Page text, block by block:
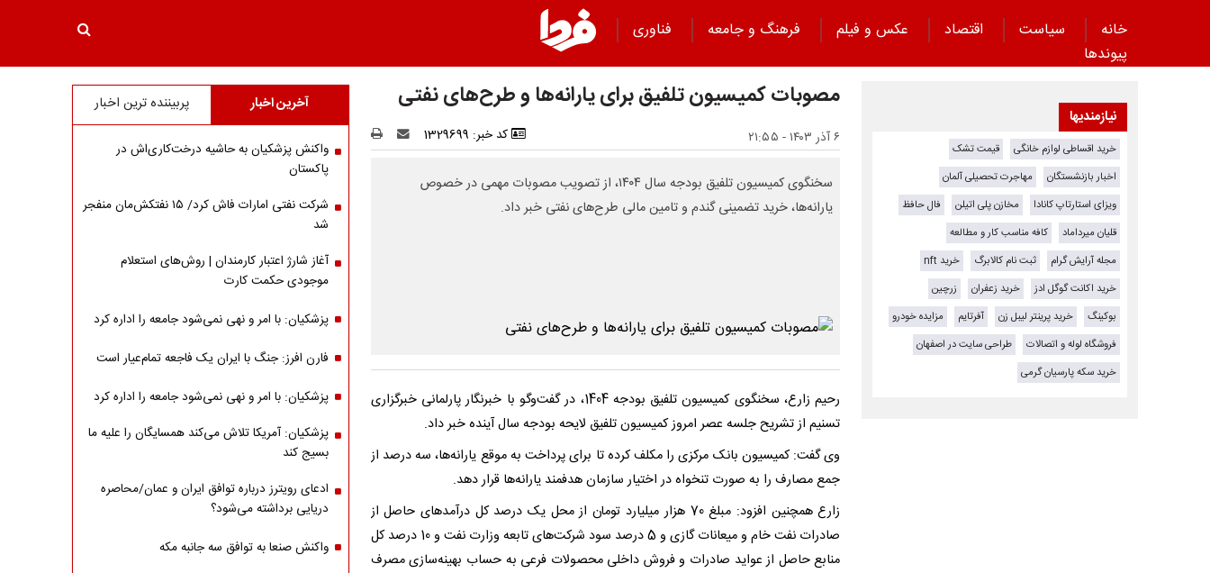
خانه سیاست اقتصاد عکس و فیلم فرهنگ و جامعه
فناوری
پیوند‌ها
مصوبات کمیسیون تلفیق برای یارانه‌ها و طرح‌های نفتی
۶ آذر ۱۴۰۳ - ۲۱:۵۵ کد خبر: 1329699
سخنگوی کمیسیون تلفیق بودجه سال ۱۴۰۴، از تصویب مصوبات مهمی در خصوص
یارانه‌ها، خرید تضمینی گندم و تامین مالی طرح‌های نفتی خبر داد.
رحیم زارع، سخنگوی کمیسیون تلفیق بودجه 1404، در گفت‌وگو با خبرنگار پارلمانی خبرگزاری
تسنیم از تشریح جلسه عصر امروز کمیسیون تلفیق لایحه بودجه سال آینده خبر داد.
وی گفت: کمیسیون بانک مرکزی را مکلف کرده تا برای پرداخت به موقع یارانه‌ها، سه درصد از
جمع مصارف را به صورت تنخواه در اختیار سازمان هدفمند یارانه‌ها قرار دهد.
زارع همچنین افزود: مبلغ 70 هزار میلیارد تومان از محل یک درصد کل درآمدهای حاصل از
صادرات نفت خام و میعانات گازی و 5 درصد سود شرکت‌های تابعه وزارت نفت و 10 درصد کل
منابع حاصل از عواید صادرات و فروش داخلی محصولات فرعی به حساب بهینه‌سازی مصرف
نیازمندیها
خرید اقساطی لوازم خانگی
قیمت تشک
اخبار بازنشستگان
مهاجرت تحصیلی آلمان
ویزای استارتاپ کانادا
مخازن پلی اتیلن
فال حافظ
قلیان میرداماد
کافه مناسب کار و مطالعه
مجله آرایش گرام
ثبت نام کالابرگ
خرید nft
خرید اکانت گوگل ادز
خرید زعفران
زرچین
بوکینگ
خرید پرینتر لیبل زن آفرتایم
مزایده خودرو
فروشگاه لوله و اتصالات
طراحی سایت در اصفهان
خرید سکه پارسیان گرمی
آخرین اخبار پربیننده ترین اخبار
واکنش پزشکیان به حاشیه درخت‌کاری‌اش در
پاکستان
شرکت نفتی امارات فاش کرد/ ۱۵ نفتکش‌مان منفجر
شد
آغاز شارژ اعتبار کارمندان | روش‌های استعلام
موجودی حکمت کارت
پزشکیان: با امر و نهی نمی‌شود جامعه را اداره کرد
فارن افرز: جنگ با ایران یک فاجعه تمام‌عیار است
پزشکیان: با امر و نهی نمی‌شود جامعه را اداره کرد
پزشکیان: آمریکا تلاش می‌کند همسایگان را علیه ما
بسیج کند
ادعای رویترز درباره توافق ایران و عمان/محاصره
دریایی برداشته می‌شود؟
واکنش صنعا به توافق سه جانبه مکه